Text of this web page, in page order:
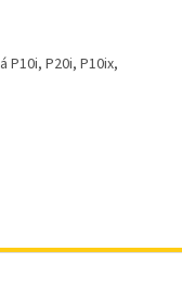
P20i, P10ix,